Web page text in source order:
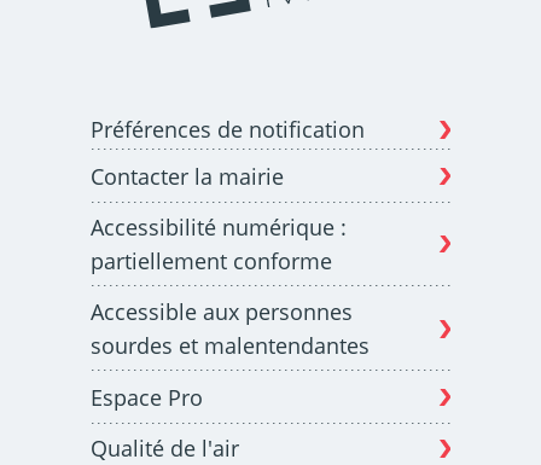
Préférences de notification
Contacter la mairie
Accessibilité numérique :
partiellement conforme
Accessible aux personnes
sourdes et malentendantes
Espace Pro
Qualité de l'air